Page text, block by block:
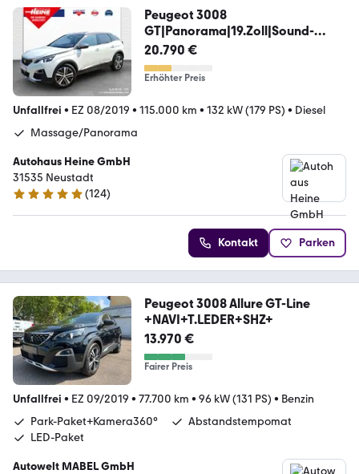
Peugeot 3008
GT|Panorama|19.Zoll|Sound-
System Focal|NAVI
20.790 €
Erhöhter Preis
Unfallfrei • EZ 08/2019 • 115.000 km • 132 kW (179 PS) • Diesel
Massage/Panorama
Autohaus Heine GmbH
31535 Neustadt
5 Sterne
(124)
Kontakt Parken
Peugeot 3008 Allure GT-Line
+NAVI+T.LEDER+SHZ+
13.970 €
Fairer Preis
Unfallfrei • EZ 09/2019 • 77.700 km • 96 kW (131 PS) • Benzin
Park-Paket+Kamera360°
Abstandstempomat
LED-Paket
Autowelt MABEL GmbH